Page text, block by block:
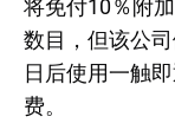
将免付10％附
数目，但该公
日后使用一触
费。